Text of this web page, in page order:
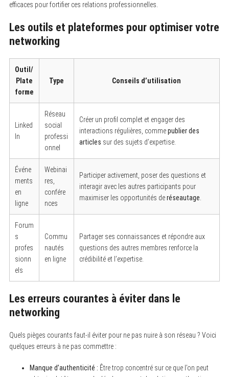
efficaces pour fortifier ces relations professionnelles.
Les outils et plateformes pour optimiser votre
networking
Outil/
Plate
forme
Type Conseils d’utilisation
Linked
In
Réseau
social
professi
onnel
Créer un profil complet et engager des
interactions régulières, commepublier des
articles sur des sujets d’expertise.
Événe
ments
en
ligne
Webinai
res,
confére
nces
Participer activement, poser des questions et
interagir avec les autres participants pour
maximiser les opportunités deréseautage
Forum
s
profes
sionn
els
Commu
nautés
en ligne
Partager ses connaissances et répondre aux
questions des autres membres renforce la
crédibilité et l’expertise.
Les erreurs courantes à éviter dans le
networking
Quels pièges courants faut-il éviter pour ne pas nuire à son réseau ? Voici
quelques erreurs à ne pas commettre :
Manque d’authenticité : Être trop concentré sur ce que l’on peut